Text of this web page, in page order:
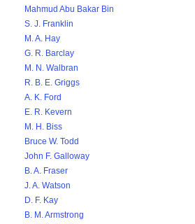
Mahmud Abu Bakar Bin
S. J. Franklin
M. A. Hay
G. R. Barclay
M. N. Walbran
R. B. E. Griggs
A. K. Ford
E. R. Kevern
M. H. Biss
Bruce W. Todd
John F. Galloway
B. A. Fraser
J. A. Watson
D. F. Kay
B. M. Armstrong